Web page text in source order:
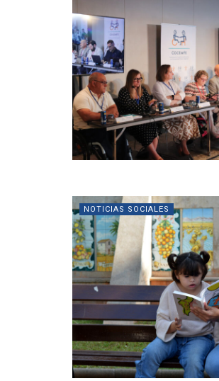
NOTICIAS SOCIALES